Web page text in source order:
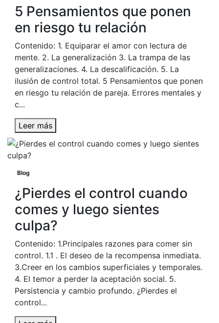
5 Pensamientos que ponen
en riesgo tu relación
Contenido: 1. Equiparar el amor con lectura de
mente. 2. La generalización 3. La trampa de las
generalizaciones. 4. La descalificación. 5. La
ilusión de control total. 5 Pensamientos que ponen
en riesgo tu relación de pareja. Errores mentales y
c...
Leer más
Blog
¿Pierdes el control cuando
comes y luego sientes
culpa?
Contenido: 1.Principales razones para comer sin
control. 1.1 . El deseo de la recompensa inmediata.
3.Creer en los cambios superficiales y temporales.
4. El temor a perder la aceptación social. 5.
Persistencia y cambio profundo. ¿Pierdes el
control...